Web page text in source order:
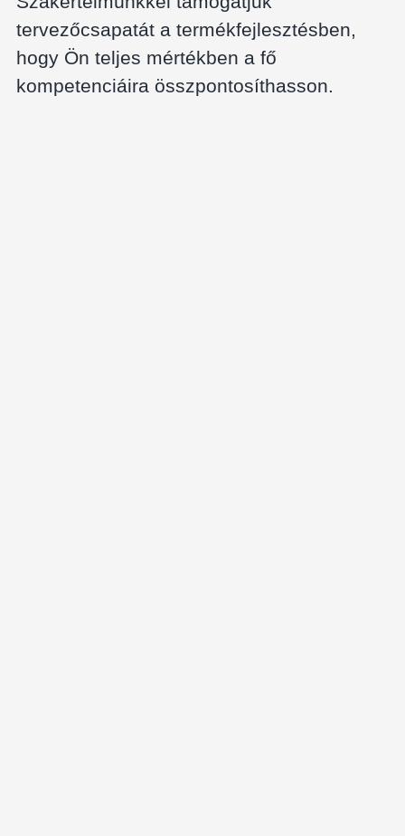
tervezőcsapatát a termékfejlesztésben,
hogy Ön teljes mértékben a fő
kompetenciáira összpontosíthasson.